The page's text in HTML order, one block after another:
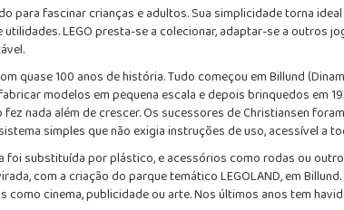
para fascinar crianças e adultos. Sua simplicidade torna
LEGO presta-se a colecionar, adaptar-se a
quase 100 anos de história. Tudo começou em Billund
modelos em pequena escala e depois brinquedos em
nada além de crescer. Os sucessores de Christiansen
simples que não exigia instruções de uso, acessível a
foi substituída por plástico, e acessórios como rodas ou
com a criação do parque temático LEGOLAND, em
como cinema, publicidade ou arte. Nos últimos anos tem